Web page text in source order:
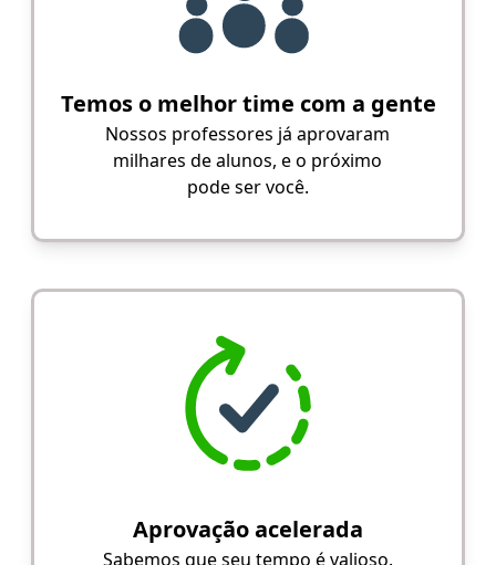
Temos o melhor time com a gente
Nossos professores já aprovaram
milhares de alunos, e o próximo
pode ser você.
Aprovação acelerada
Sabemos que seu tempo é valioso.